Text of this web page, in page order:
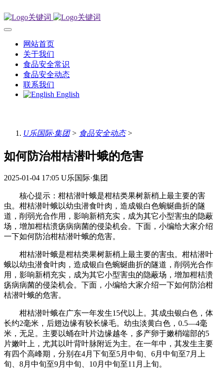
网站首页
关于我们
食品安全常识
食品安全动态
联系我们
English
U乐国际·集团> 食品安全动态>
如何防治柑桔潜叶蛾的危害
2025-01-04 17:05 U乐国际·集团
核心提示：柑桔潜叶蛾是柑桔类果树新梢上最主要的害
虫。柑桔潜叶蛾以幼虫潜食叶肉，造成银白色蜿蜒曲折的隧
道，削弱光合作用，影响新梢充实，成为其它小型害虫的隐蔽
场，增加柑桔溃疡病病菌的侵染机会。下面，小编给大家介绍
一下如何防治柑桔潜叶蛾的危害。
柑桔潜叶蛾是柑桔类果树新梢上最主要的害虫。柑桔潜叶
蛾以幼虫潜食叶肉，造成银白色蜿蜒曲折的隧道，削弱光合作
用，影响新梢充实，成为其它小型害虫的隐蔽场，增加柑桔溃
疡病病菌的侵染机会。下面，小编给大家介绍一下如何防治柑
桔潜叶蛾的危害。
柑桔潜叶蛾在广东一年发生15代以上。其成虫银白色，体
长约2毫米，后翅边缘有较长缘毛。幼虫淡黄白色，0.5—4毫
米，无足。主要以蛹在叶片边缘越冬，多产卵于嫩梢端部的5
片嫩叶上，尤其以叶背叶脉附近为主。在一年中，其发生主要
有四个高峰期，分别在4月下旬至5月中旬、6月中旬至7月上
旬、8月中旬至9月中旬、10月中旬至11月上旬。